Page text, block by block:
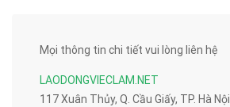
Mọi thông tin chi tiết vui lòng liên hệ
LAODONGVIECLAM.NET
117 Xuân Thủy, Q. Cầu Giấy, TP. Hà Nội